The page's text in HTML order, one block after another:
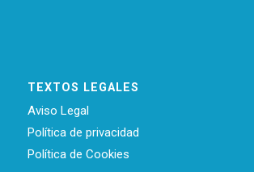
TEXTOS LEGALES
Aviso Legal
Política de privacidad
Política de Cookies